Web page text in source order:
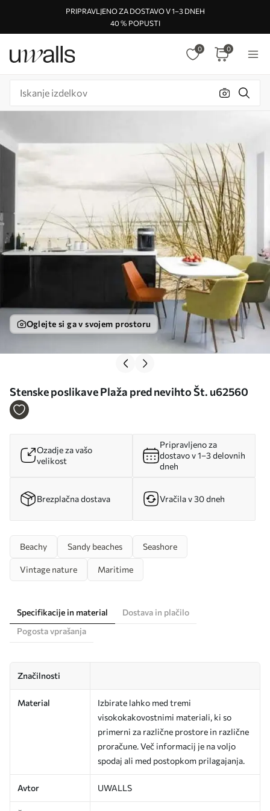
PRIPRAVLJENO ZA DOSTAVO V 1–3 DNEH
40 % POPUSTI
0 0
Oglejte si ga v svojem prostoru
Stenske poslikave Plaža pred nevihto Št. u62560
Ozadje za vašo
velikost
Pripravljeno za
dostavo v 1–3 delovnih
dneh
Brezplačna dostava Vračila v 30 dneh
Beachy Sandy beaches Seashore
Vintage nature Maritime
Specifikacije in material
Dostava in plačilo
Pogosta vprašanja
Značilnosti
Material
Izbirate lahko med tremi
visokokakovostnimi materiali, ki so
primerni za različne prostore in različne
proračune. Več informacij je na voljo
spodaj ali med postopkom prilagajanja.
Avtor UWALLS